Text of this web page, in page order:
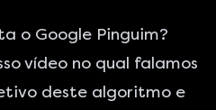
o Google Pinguim?
vídeo no qual falamos
deste algoritmo e